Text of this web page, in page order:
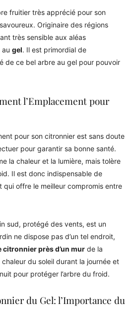
fruitier très apprécié pour son
Originaire des régions
très sensible aux aléas
gel. Il est primordial de
de ce bel arbre au gel pour pouvoir
l’Emplacement pour
pour son citronnier est sans doute
pour garantir sa bonne santé.
la chaleur et la lumière, mais tolère
Il est donc indispensable de
qui offre le meilleur compromis entre
sud, protégé des vents, est un
ne dispose pas d’un tel endroit,
près d’un mur de la
du soleil durant la journée et
pour protéger l’arbre du froid.
du Gel: l’Importance du